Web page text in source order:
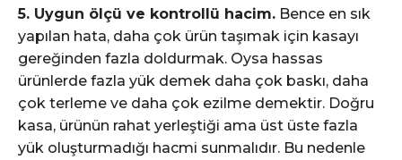
5. Uygun ölçü ve kontrollü hacim. Bence en sık
yapılan hata, daha çok ürün taşımak için kasayı
gereğinden fazla doldurmak. Oysa hassas
ürünlerde fazla yük demek daha çok baskı, daha
çok terleme ve daha çok ezilme demektir. Doğru
kasa, ürünün rahat yerleştiği ama üst üste fazla
yük oluşturmadığı hacmi sunmalıdır. Bu nedenle